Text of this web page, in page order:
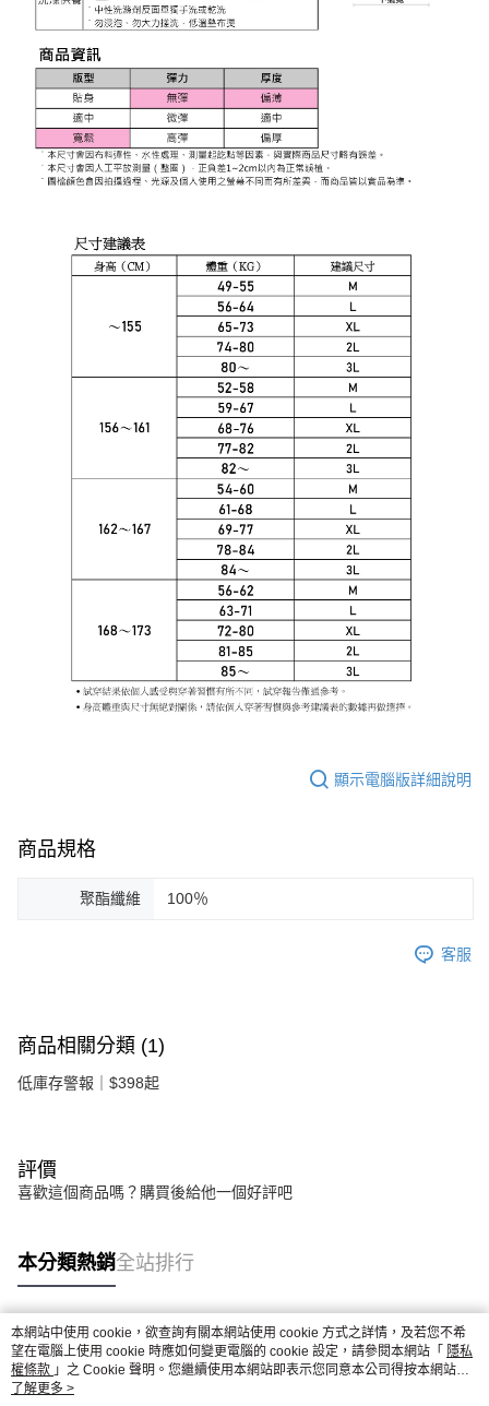
顯示電腦版詳細說明
商品規格
聚酯纖維 100％
客服
商品相關分類 (1)
低庫存警報｜$398起
評價
喜歡這個商品嗎？購買後給他一個好評吧
本分類熱銷全站排行
熱門標籤
本網站中使用 cookie，欲查詢有關本網站使用 cookie 方式之詳情，及若您不希
望在電腦上使用 cookie 時應如何變更電腦的 cookie 設定，請參閱本網站「 隱私
權條款 」之 Cookie 聲明。您繼續使用本網站即表示您同意本公司得按本網站使
用條款之 Cookie 聲明使用 cookie。
了解更多 >